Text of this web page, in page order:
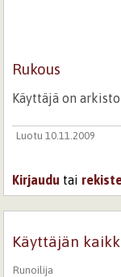
Rukous
Käyttäjä on
Luotu 10.11.2009
Kirjaudu tai
Käyttäjän
Runoilija